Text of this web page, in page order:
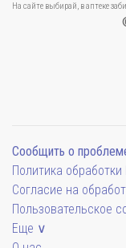
На сайте выбирай, в аптеке
Сообщить о
Политика
Согласие на
Пользовательское
Еще ∨